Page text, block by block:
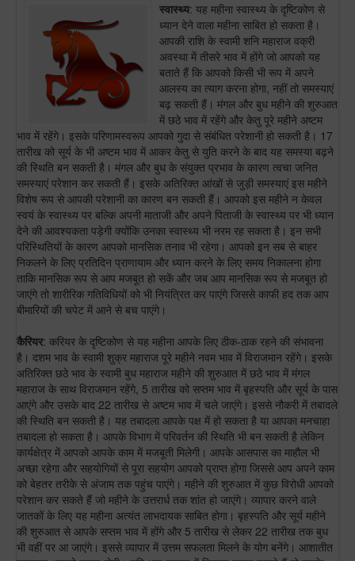
स्वास्थ्य: यह महीना स्वास्थ्य के दृष्टिकोण से
ध्यान देने वाला महीना साबित हो सकता है।
आपकी राशि के स्वामी शनि महाराज वक्री
अवस्था में तीसरे भाव में होंगे जो आपको यह
बताते हैं कि आपको किसी भी रूप में अपने
आलस्य का त्याग करना होगा, नहीं तो समस्याएं
बढ़ सकती हैं। मंगल और बुध महीने की शुरुआत
में छठे भाव में रहेंगे और केतु पूरे महीने अष्टम
भाव में रहेंगे। इसके परिणामस्वरूप आपको गुदा से संबंधित परेशानी हो सकती है। 17
तारीख को सूर्य के भी अष्टम भाव में आकर केतु से युति करने के बाद यह समस्या बढ़ने
की स्थिति बन सकती है। मंगल और बुध के संयुक्त प्रभाव के कारण त्वचा जनित
समस्याएं परेशान कर सकती हैं। इसके अतिरिक्त आंखों से जुड़ी समस्याएं इस महीने
विशेष रूप से आपकी परेशानी का कारण बन सकती हैं। आपको इस महीने न केवल
स्वयं के स्वास्थ्य पर बल्कि अपनी माताजी और अपने पिताजी के स्वास्थ्य पर भी ध्यान
देने की आवश्यकता पड़ेगी क्योंकि उनका स्वास्थ्य भी नरम रह सकता है। इन सभी
परिस्थितियों के कारण आपको मानसिक तनाव भी रहेगा। आपको इन सब से बाहर
निकलने के लिए प्रतिदिन प्राणायाम और ध्यान करने के लिए समय निकालना होगा
ताकि मानसिक रूप से आप मजबूत हो सकें और जब आप मानसिक रूप से मजबूत हो
जाएंगे तो शारीरिक गतिविधियों को भी नियंत्रित कर पाएंगे जिससे काफी हद तक आप
बीमारियों की चपेट में आने से बच पाएंगे।
कैरियर: करियर के दृष्टिकोण से यह महीना आपके लिए ठीक-ठाक रहने की संभावना
है। दशम भाव के स्वामी शुक्र महाराज पूरे महीने नवम भाव में विराजमान रहेंगे। इसके
अतिरिक्त छठे भाव के स्वामी बुध महाराज महीने की शुरुआत में छठे भाव में मंगल
महाराज के साथ विराजमान रहेंगे, 5 तारीख को सप्तम भाव में बृहस्पति और सूर्य के पास
आएंगे और उसके बाद 22 तारीख से अष्टम भाव में चले जाएंगे। इससे नौकरी में तबादले
की स्थिति बन सकती है। यह तबादला आपके पक्ष में हो सकता है या आपका मनचाहा
तबादला हो सकता है। आपके विभाग में परिवर्तन की स्थिति भी बन सकती है लेकिन
कार्यक्षेत्र में आपको आपके काम में मजबूती मिलेगी। आपके आसपास का माहौल भी
अच्छा रहेगा और सहयोगियों से पूरा सहयोग आपको प्राप्त होगा जिससे आप अपने काम
को बेहतर तरीके से अंजाम तक पहुंच पाएंगे। महीने की शुरुआत में कुछ विरोधी आपको
परेशान कर सकते हैं जो महीने के उत्तरार्ध तक शांत हो जाएंगे। व्यापार करने वाले
जातकों के लिए यह महीना अत्यंत लाभदायक साबित होगा। बृहस्पति और सूर्य महीने
की शुरुआत से आपके सप्तम भाव में होंगे और 5 तारीख से लेकर 22 तारीख तक बुध
भी वहीं पर आ जाएंगे। इससे व्यापार में उत्तम सफलता मिलने के योग बनेंगे। आशातीत